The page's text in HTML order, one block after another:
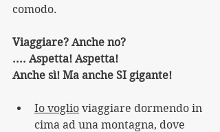
comodo.
Viaggiare? Anche no?
.... Aspetta! Aspetta!
Anche sì! Ma anche SI gigante!
Io voglio viaggiare dormendo in
cima ad una montagna, dove